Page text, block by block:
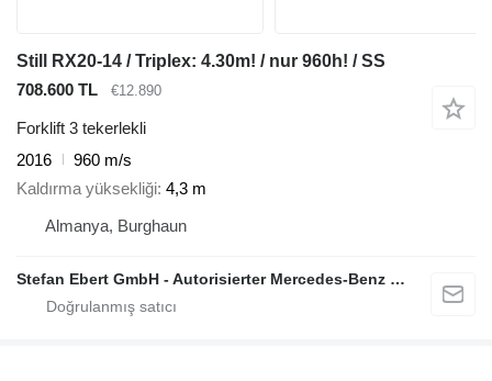
Still RX20-14 / Triplex: 4.30m! / nur 960h! / SS
708.600 TL
€12.890
Forklift 3 tekerlekli
2016
960 m/s
Kaldırma yüksekliği 4,3 m
Almanya, Burghaun
Stefan Ebert GmbH - Autorisierter Mercedes-Benz Servicepartner